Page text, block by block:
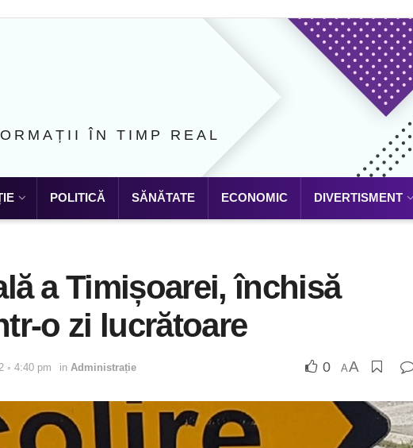
ÎN TIMP REAL
POLITICĂ SĂNĂTATE ECONOMIC DIVERTISMENT
a Timișoarei, închisă
o zi lucrătoare
◦ 4:40 pm in Administrație 0 AA